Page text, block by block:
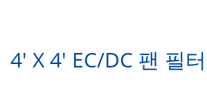
4' X 4' EC/DC 팬 필